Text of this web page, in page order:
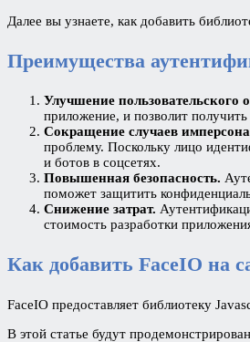
Далее вы узнаете, как добавить
Преимущества
Улучшение пользовательского
приложение, и позволит
Сокращение случаев
проблему. Поскольку лицо
и ботов в соцсетях.
Повышенная безопасность.
поможет защитить
Снижение затрат.
стоимость разработки
Как добавить FaceIO на
FaceIO предоставляет библиотеку
В этой статье будут